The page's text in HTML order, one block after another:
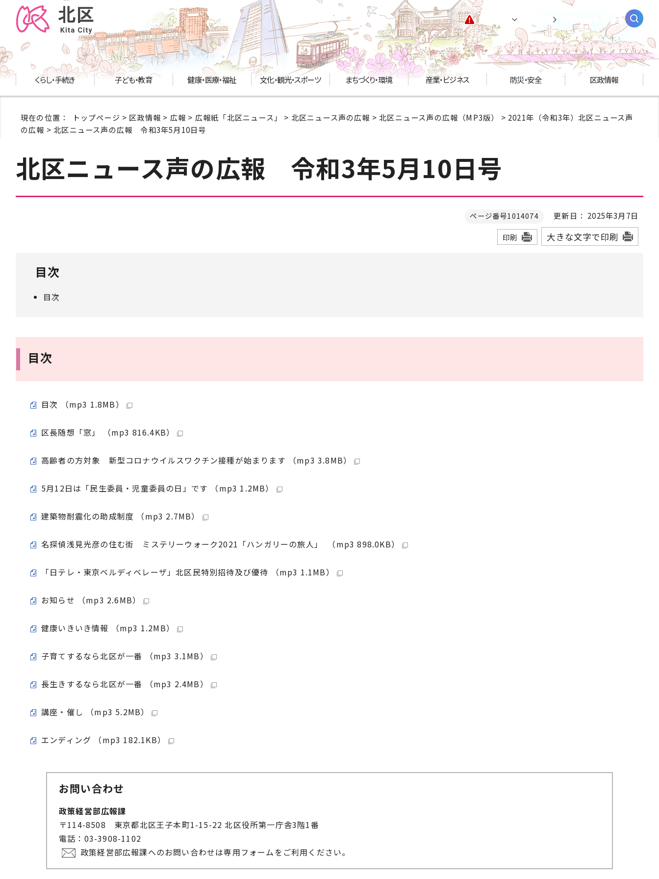
緊急情報 AIチャットボット
くらし・手続き 子ども・教育 健康・医療・福祉 文化・観光・スポーツ まちづくり・環境 産業・ビジネス 防災・安全 区政情報
現在の位置： トップページ > 区政情報 > 広報 > 広報紙「北区ニュース」 > 北区ニュース声の広報 >北区ニュース声の広報（MP3版） > 2021年（令和3年）北区ニュース声
の広報 > 北区ニュース声の広報 令和3年5月10日号
北区ニュース声の広報 令和3年5月10日号
ページ番号1014074 更新日： 2025年3月7日
印刷 大きな文字で印刷
目次
目次
目次
目次 （mp3 1.8MB）
区長随想「窓」 （mp3 816.4KB）
高齢者の方対象 新型コロナウイルスワクチン接種が始まります （mp3 3.8MB）
5月12日は「民生委員・児童委員の日」です （mp3 1.2MB）
建築物耐震化の助成制度 （mp3 2.7MB）
名探偵浅見光彦の住む街 ミステリーウォーク2021「ハンガリーの旅人」 （mp3 898.0KB）
「日テレ・東京ベルディベレーザ」北区民特別招待及び優待 （mp3 1.1MB）
お知らせ （mp3 2.6MB）
健康いきいき情報 （mp3 1.2MB）
子育てするなら北区が一番 （mp3 3.1MB）
長生きするなら北区が一番 （mp3 2.4MB）
講座・催し （mp3 5.2MB）
エンディング （mp3 182.1KB）
お問い合わせ
政策経営部広報課
〒114-8508 東京都北区王子本町1-15-22 北区役所第一庁舎3階1番
電話：03-3908-1102
政策経営部広報課へのお問い合わせは専用フォームをご利用ください。